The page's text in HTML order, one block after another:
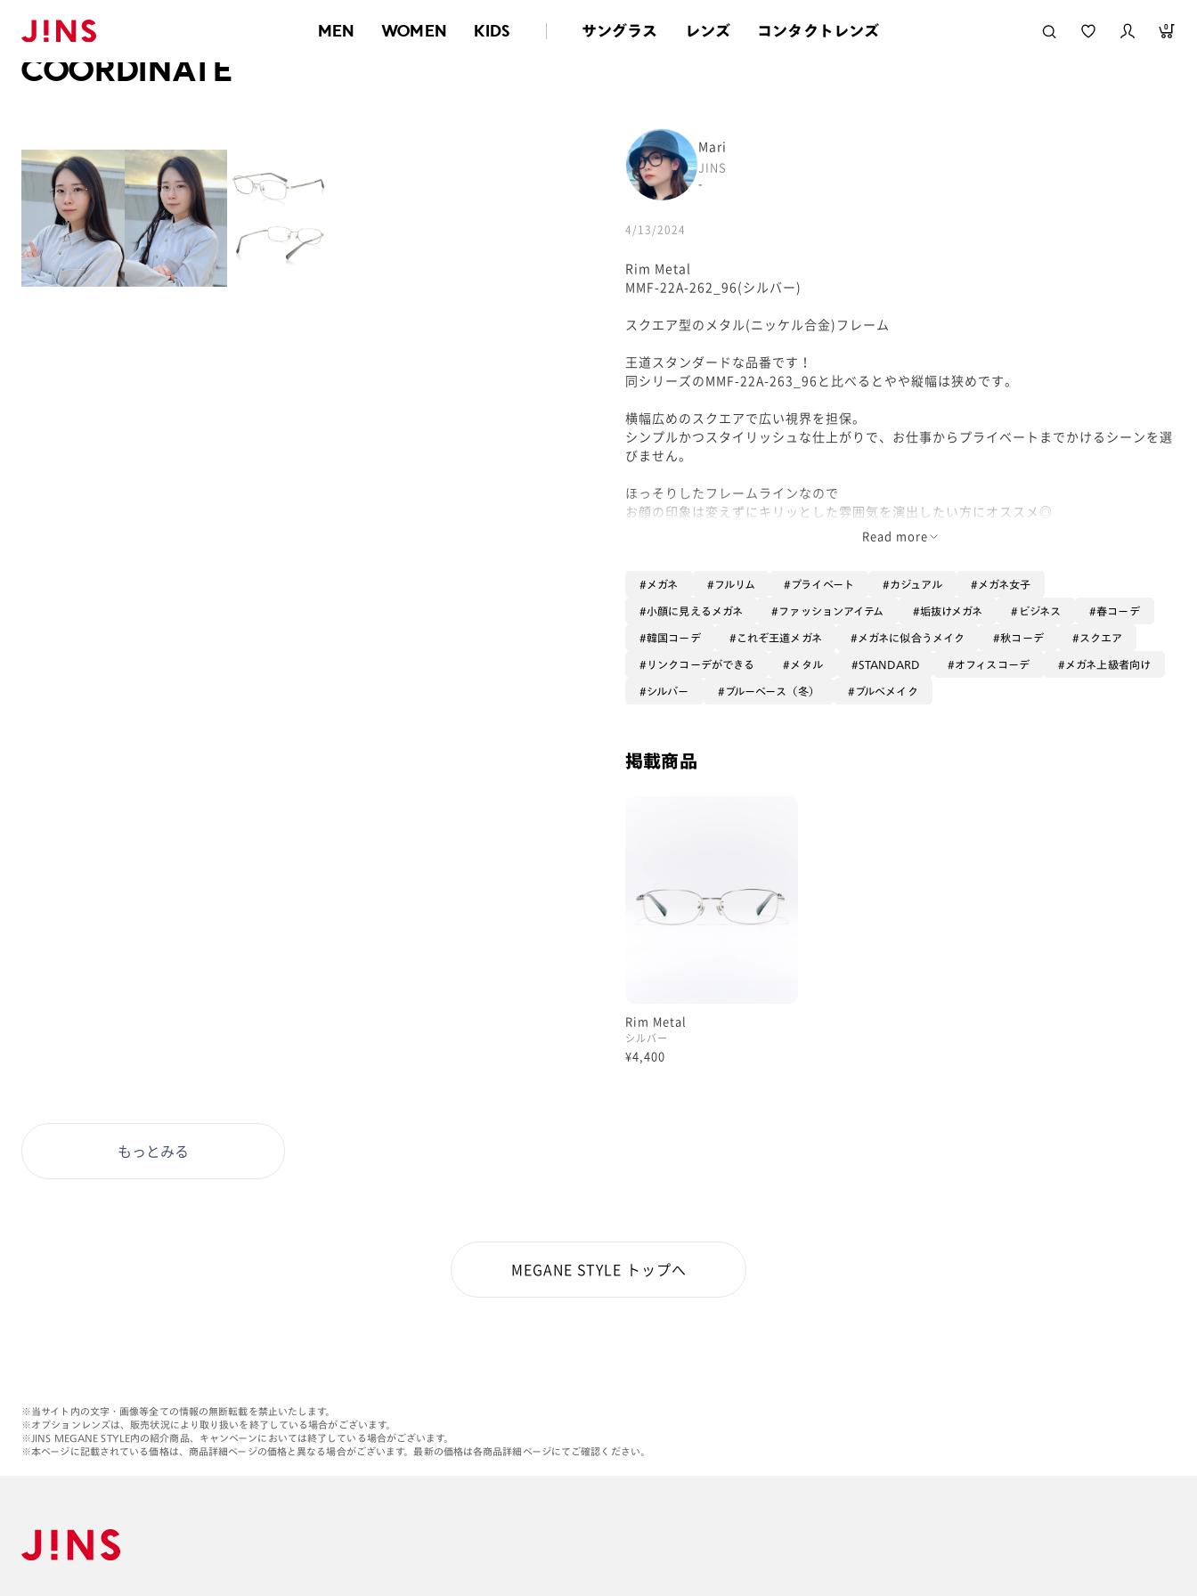
MEN WOMEN KIDS サングラス レンズ コンタクトレンズ 0
メガネのJINS TOP
COORDINATE
Mari
JINS
-
4/13/2024
Rim Metal
MMF-22A-262_96(シルバー)
スクエア型のメタル(ニッケル合金)フレーム
王道スタンダードな品番です！
同シリーズのMMF-22A-263_96と比べるとやや縦幅は狭めです。
横幅広めのスクエアで広い視界を担保。
シンプルかつスタイリッシュな仕上がりで、お仕事からプライベートまでかけるシーンを選
びません。
ほっそりしたフレームラインなので
お顔の印象は変えずにキリッとした雰囲気を演出したい方にオススメ◎
また、こちらのフレームにはカラーレンズのカスタムも人気が高いです！
フレームの色味に合わせた【アッシュ/ミディアムグレー/グレー】あたりがオススメです◎
ぜひお試しくださいませ！
#PD58 #丸顔 #PCウィンター
Read more
メガネ フルリム プライベート カジュアル メガネ女子
小顔に見えるメガネ ファッションアイテム 垢抜けメガネ ビジネス 春コーデ
韓国コーデ これぞ王道メガネ メガネに似合うメイク 秋コーデ スクエア
リンクコーデができる メタル STANDARD オフィスコーデ メガネ上級者向け
シルバー ブルーベース（冬） ブルベメイク
掲載商品
Rim Metal
シルバー
¥4,400
もっとみる
MEGANE STYLE トップへ
※当サイト内の文字・画像等全ての情報の無断転載を禁止いたします。
※オプションレンズは、販売状況により取り扱いを終了している場合がございます。
※JINS MEGANE STYLE内の紹介商品、キャンペーンにおいては終了している場合がございます。
※本ページに記載されている価格は、商品詳細ページの価格と異なる場合がございます。最新の価格は各商品詳細ページにてご確認ください。